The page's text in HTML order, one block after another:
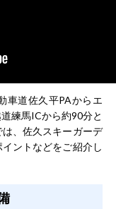
車道佐久平PAからエ
練馬ICから約90分と
、佐久スキーガーデ
ントなどをご紹介し